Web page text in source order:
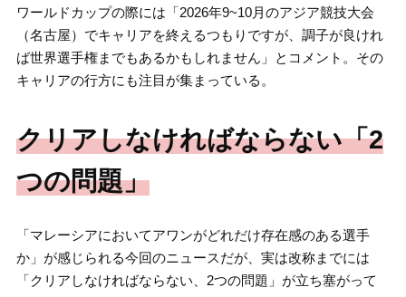
ワールドカップの際には「2026年9~10月のアジア競技大会
（名古屋）でキャリアを終えるつもりですが、調子が良けれ
ば世界選手権までもあるかもしれません」とコメント。その
キャリアの行方にも注目が集まっている。
クリアしなければならない「2
つの問題」
「マレーシアにおいてアワンがどれだけ存在感のある選手
か」が感じられる今回のニュースだが、実は改称までには
「クリアしなければならない、2つの問題」が立ち塞がって